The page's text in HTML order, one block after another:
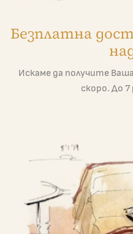
Безплатна
Искаме да получите
скоро. До